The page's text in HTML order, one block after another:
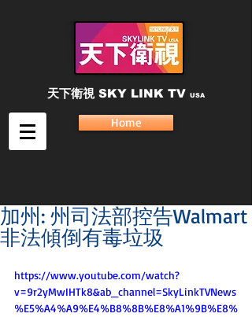
天下衛視 SKY LINK TV USA
Home
加州: 州司法部控告Walmart
非法傾倒有毒垃圾
https://www.youtube.com/watch?
v=9r2yMwIHTk8&ab_channel=SkyLinkTVNews
%E5%A4%A9%E4%B8%8B%E8%A1%9B%E8%